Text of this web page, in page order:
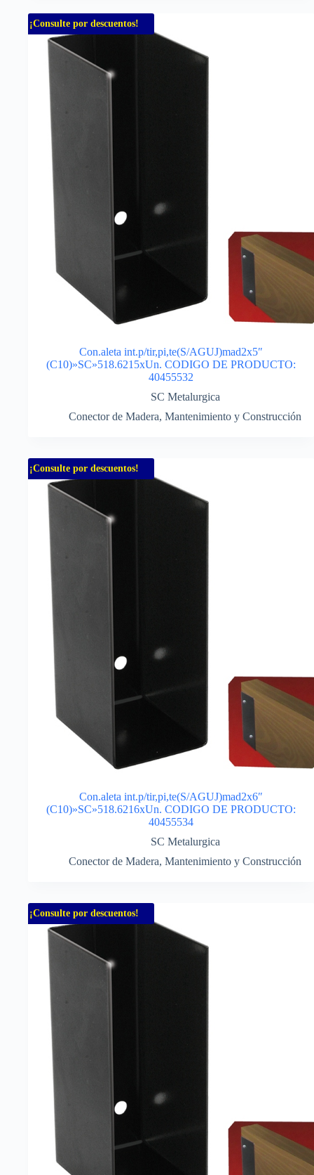
¡Consulte por descuentos!
Con.aleta int.p/tir,pi,te(S/AGUJ)mad2x5″
(C10)»SC»518.6215xUn. CODIGO DE PRODUCTO:
40455532
SC Metalurgica
Conector de Madera, Mantenimiento y Construcción
¡Consulte por descuentos!
Con.aleta int.p/tir,pi,te(S/AGUJ)mad2x6″
(C10)»SC»518.6216xUn. CODIGO DE PRODUCTO:
40455534
SC Metalurgica
Conector de Madera, Mantenimiento y Construcción
¡Consulte por descuentos!